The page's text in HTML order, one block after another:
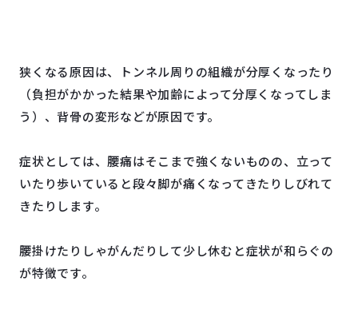
狭くなる原因は、トンネル周りの組織が分厚くなったり
（負担がかかった結果や加齢によって分厚くなってしま
う）、背骨の変形などが原因です。
症状としては、腰痛はそこまで強くないものの、立って
いたり歩いていると段々脚が痛くなってきたりしびれて
きたりします。
腰掛けたりしゃがんだりして少し休むと症状が和らぐの
が特徴です。